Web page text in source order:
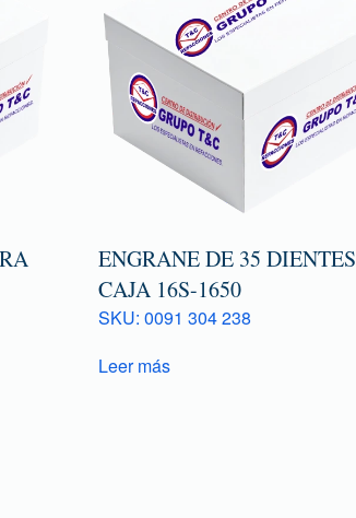
ENGRANE DE 35 DIENTES
CAJA 16S-1650
SKU: 0091 304 238
Leer más